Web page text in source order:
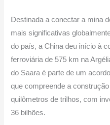
Destinada a conectar a mina
mais significativas
do país, a China deu início à
ferroviária de 575 km na
do Saara é parte de um
que compreende a
quilômetros de trilhos, com
36 bilhões.